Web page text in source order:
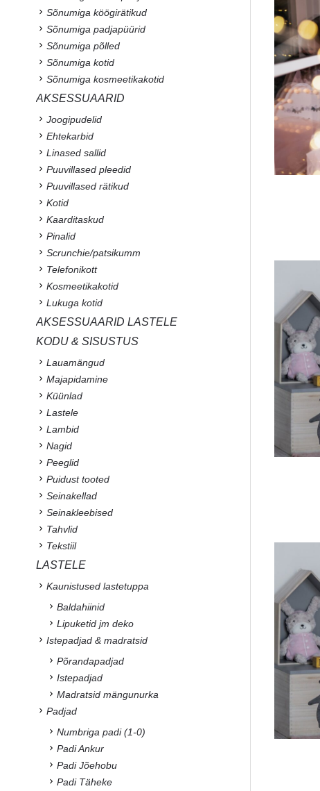
Sõnumiga köögirätikud
Sõnumiga padjapüürid
Sõnumiga põlled
Sõnumiga kotid
Sõnumiga kosmeetikakotid
AKSESSUAARID
Joogipudelid
Ehtekarbid
Linased sallid
Puuvillased pleedid
Puuvillased rätikud
Kotid
Kaarditaskud
Pinalid
Scrunchie/patsikumm
Telefonikott
Kosmeetikakotid
Lukuga kotid
AKSESSUAARID LASTELE
KODU & SISUSTUS
Lauamängud
Majapidamine
Küünlad
Lastele
Lambid
Nagid
Peeglid
Puidust tooted
Seinakellad
Seinakleebised
Tahvlid
Tekstiil
LASTELE
Kaunistused lastetuppa
Baldahiinid
Lipuketid jm deko
Istepadjad & madratsid
Põrandapadjad
Istepadjad
Madratsid mängunurka
Padjad
Numbriga padi (1-0)
Padi Ankur
Padi Jõehobu
Padi Täheke